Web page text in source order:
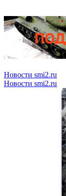
Новости smi2.ru
Новости smi2.ru